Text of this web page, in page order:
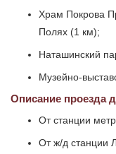
Храм Покрова
Полях (1 км);
Наташинский
Музейно-
Описание проезда
От станции
От ж/д станции